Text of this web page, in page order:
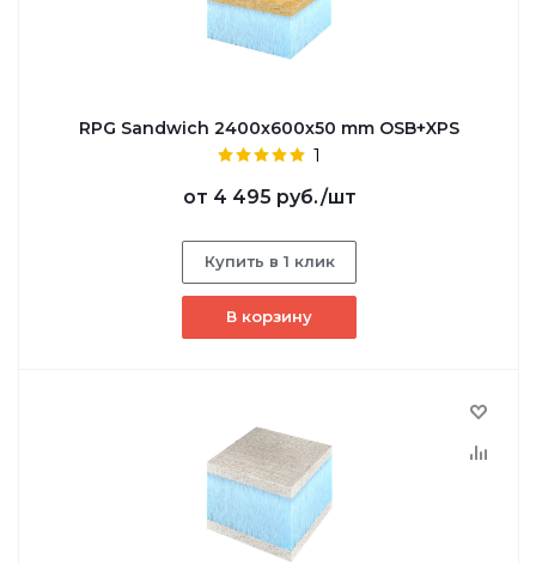
RPG Sandwich 2400х600х50 mm OSB+XPS
1
от 4 495 руб./шт
Купить в 1 клик
В корзину